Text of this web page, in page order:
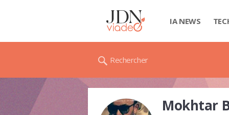
IA NEWS
Rechercher
Mokhtar